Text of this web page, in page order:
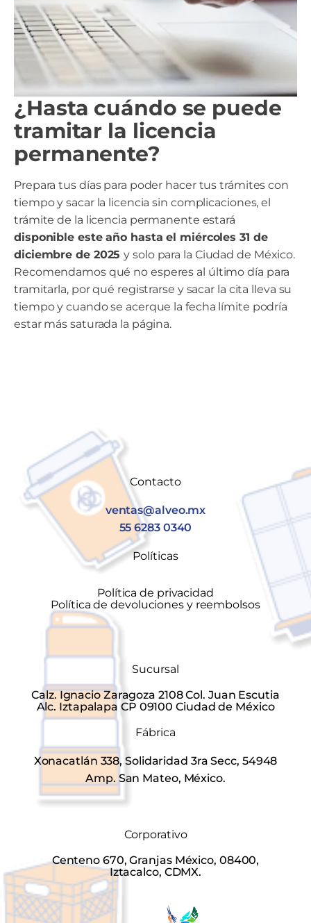
¿Hasta cuándo se puede
tramitar la licencia
permanente?
Prepara tus días para poder hacer tus trámites con
tiempo y sacar la licencia sin complicaciones, el
trámite de la licencia permanente estará
disponible este año hasta el miércoles 31 de
diciembre de 2025y solo para la Ciudad de México.
Recomendamos qué no esperes al último día para
tramitarla, por qué registrarse y sacar la cita lleva su
tiempo y cuando se acerque la fecha límite podría
estar más saturada la página.
Contacto
ventas@alveo.mx
55 6283 0340
Políticas
Política de privacidad
Política de devoluciones y reembolsos
Sucursal
Calz. Ignacio Zaragoza 2108 Col. Juan Escutia
Alc. Iztapalapa CP 09100 Ciudad de México
Fábrica
Xonacatlán 338, Solidaridad 3ra Secc, 54948
Amp. San Mateo, México.
Corporativo
Centeno 670, Granjas México, 08400,
Iztacalco, CDMX.